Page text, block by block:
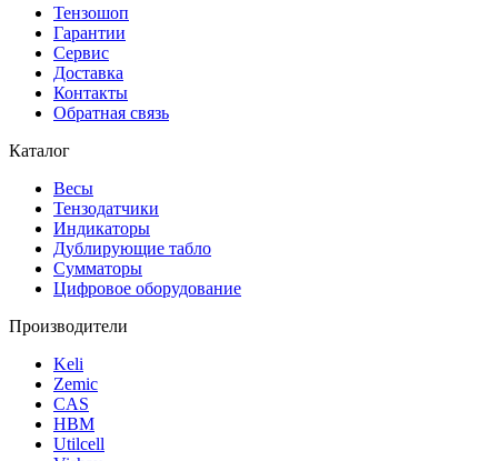
Тензошоп
Гарантии
Сервис
Доставка
Контакты
Обратная связь
Каталог
Весы
Тензодатчики
Индикаторы
Дублирующие табло
Сумматоры
Цифровое оборудование
Производители
Keli
Zemic
CAS
HBM
Utilcell